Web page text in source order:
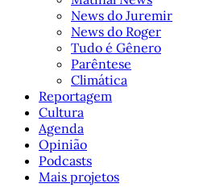
News do Juremir
News do Roger
Tudo é Gênero
Parêntese
Climática
Reportagem
Cultura
Agenda
Opinião
Podcasts
Mais projetos